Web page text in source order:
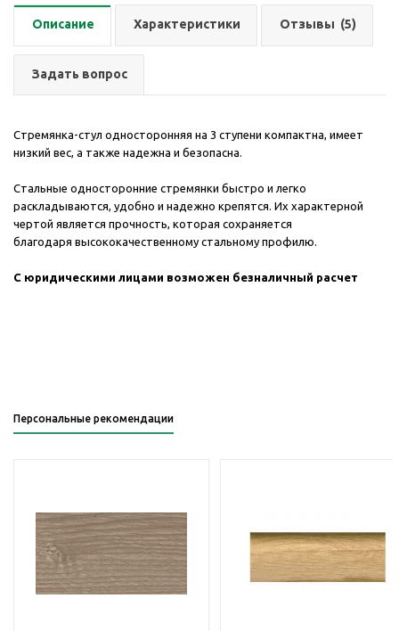
Описание Характеристики Отзывы (5)
Задать вопрос
Стремянка-стул односторонняя на 3 ступени компактна, имеет
низкий вес, а также надежна и безопасна.
Стальные односторонние стремянки быстро и легко
раскладываются, удобно и надежно крепятся. Их характерной
чертой является прочность, которая сохраняется
благодаря высококачественному стальному профилю.
С юридическими лицами возможен безналичный расчет
Персональные рекомендации